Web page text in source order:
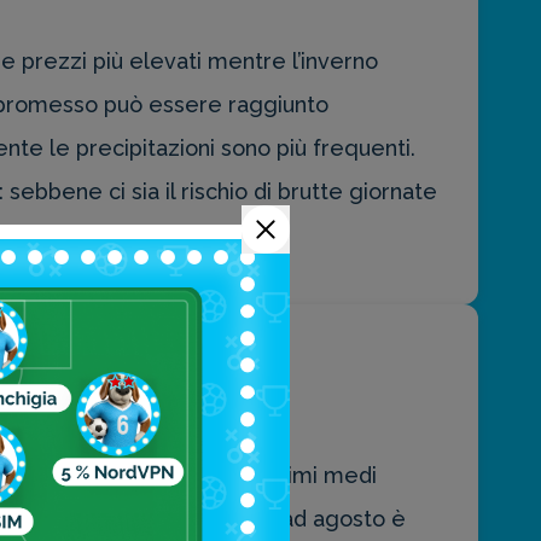
prezzi più elevati mentre l’inverno
può essere raggiunto
le precipitazioni sono più frequenti.
ci sia il rischio di brutte giornate
sono miti, con valori minimi medi
Il periodo da giugno ad agosto è